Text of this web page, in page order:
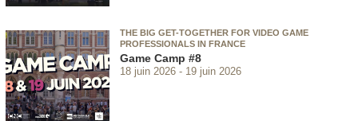
THE BIG GET-TOGETHER FOR VIDEO GAME
PROFESSIONALS IN FRANCE
Game Camp #8
18 juin 2026 19 juin 2026